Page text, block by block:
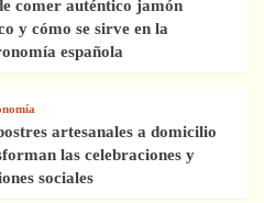
comer auténtico jamón
y cómo se sirve en la
española
artesanales a domicilio
las celebraciones y
sociales